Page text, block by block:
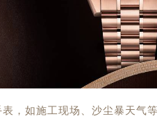
如施工现场、沙尘暴天气